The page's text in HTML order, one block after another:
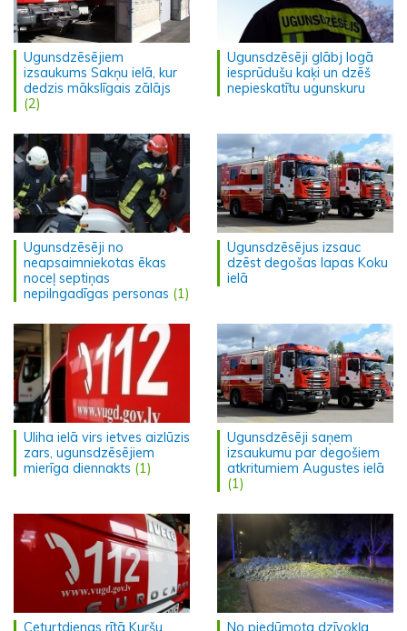
Ugunsdzēsējiem
izsaukums Sakņu ielā, kur
dedzis mākslīgais zālājs
(2)
Ugunsdzēsēji glābj logā
iesprūdušu kaķi un dzēš
nepieskatītu ugunskuru
Ugunsdzēsēji no
neapsaimniekotas ēkas
noceļ septiņas
nepilngadīgas personas (1)
Ugunsdzēsējus izsauc
dzēst degošas lapas Koku
ielā
Uliha ielā virs ietves aizlūzis
zars, ugunsdzēsējiem
mierīga diennakts (1)
Ugunsdzēsēji saņem
izsaukumu par degošiem
atkritumiem Augustes ielā
(1)
Ceturtdienas rītā Kuršu
No piedūmota dzīvokļa